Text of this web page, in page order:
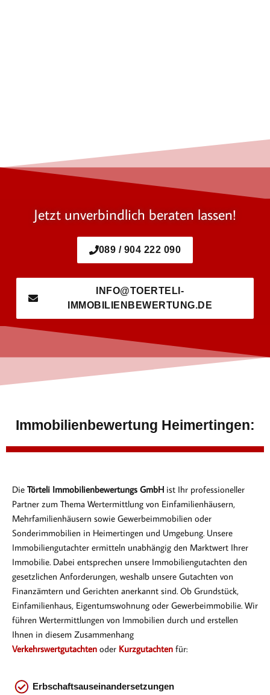
Jetzt unverbindlich beraten lassen!
089 / 904 222 090
INFO@TOERTELI-
IMMOBILIENBEWERTUNG.DE
Immobilienbewertung Heimertingen:
Die Törteli Immobilienbewertungs GmbH ist Ihr professioneller
Partner zum Thema Wertermittlung von Einfamilienhäusern,
Mehrfamilienhäusern sowie Gewerbeimmobilien oder
Sonderimmobilien in Heimertingen und Umgebung. Unsere
Immobiliengutachter ermitteln unabhängig den Marktwert Ihrer
Immobilie. Dabei entsprechen unsere Immobiliengutachten den
gesetzlichen Anforderungen, weshalb unsere Gutachten von
Finanzämtern und Gerichten anerkannt sind. Ob Grundstück,
Einfamilienhaus, Eigentumswohnung oder Gewerbeimmobilie. Wir
führen Wertermittlungen von Immobilien durch und erstellen
Ihnen in diesem Zusammenhang
Verkehrswertgutachten oder Kurzgutachten für:
Erbschaftsauseinandersetzungen